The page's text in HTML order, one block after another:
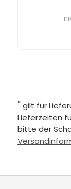
* gilt für
Lieferzeiten
bitte der